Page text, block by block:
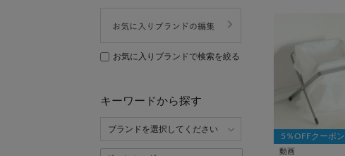
5％OFFクーポン
動画
お気に入りブランドで検索を絞る
キーワードから探す